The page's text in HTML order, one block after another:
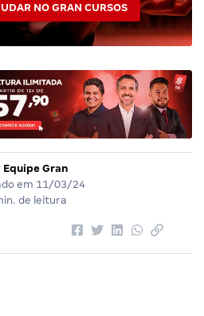
NO GRAN CURSOS
Equipe Gran
em 11/03/24
de leitura